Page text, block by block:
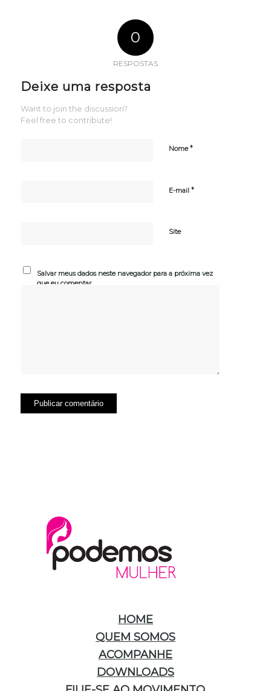
0
RESPOSTAS
Deixe uma resposta
Want to join the discussion?
Feel free to contribute!
Nome*
E-mail *
Site
Salvar meus dados neste navegador para a próxima vez
que eu comentar.
HOME
QUEM SOMOS
ACOMPANHE
DOWNLOADS